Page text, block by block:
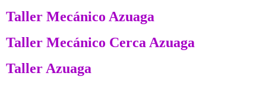
Taller Mecánico Azuaga
Taller Mecánico Cerca Azuaga
Taller Azuaga